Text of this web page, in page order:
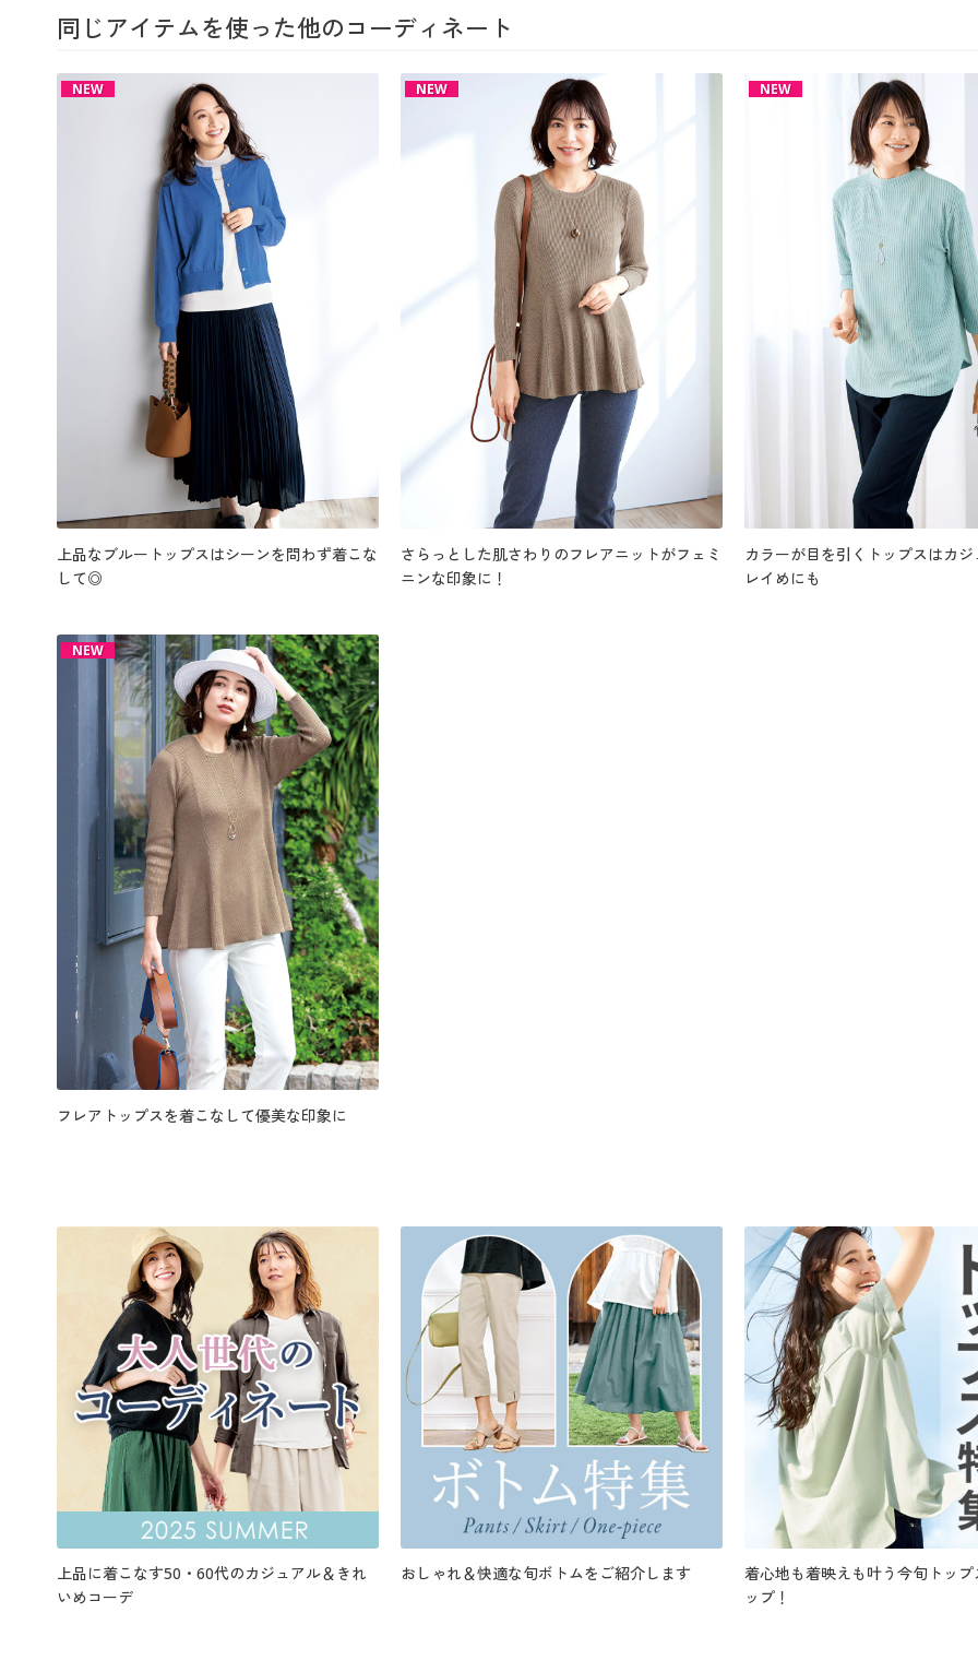
同じアイテムを使った他のコーディネート
NEW
上品なブルートップスはシーンを問わず着こな
して◎
NEW
さらっとした肌さわりのフレアニットがフェミ
ニンな印象に！
NEW
カラーが目を引くトップスはカ
レイめにも
NEW
フレアトップスを着こなして優美な印象に
上品に着こなす50・60代のカジュアル＆きれ
いめコーデ
おしゃれ＆快適な旬ボトムをご紹介します
着心地も着映えも叶う今旬トッ
ップ！